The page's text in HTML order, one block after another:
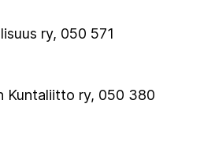
ry, 050 571
Kuntaliitto ry, 050 380